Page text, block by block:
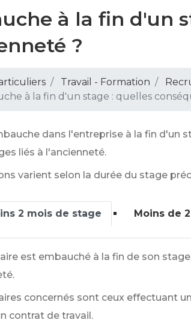
à la fin d'un
?
Travail - Formation
à la fin d'un stage : quelles
dans l'entreprise à la fin d'un
liés à l'ancienneté.
varient selon la durée du stage
2 mois de stage Moins de
est embauché à la fin de son
concernés sont ceux effectuant
contrat de travail.